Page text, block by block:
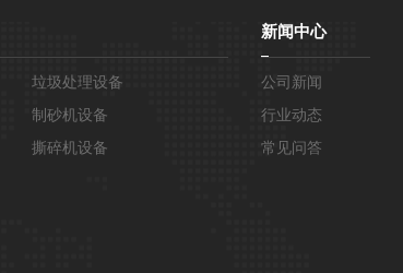
垃圾处理设备
制砂机设备
撕碎机设备
新闻中心
公司新闻
行业动态
常见问答